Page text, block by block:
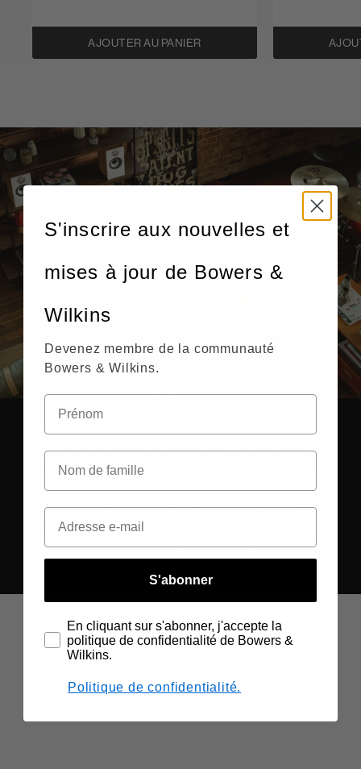
AJOUTER AU PANIER
Le son authentique
Il n'y a rien de tel que d'expérimenter le son authentique d'un
spectacle. Chez Bowers & Wilkins, nos ingénieurs experts
développent et intègrent dans nos produits les technologies
audio les plus performantes. Le résultat vous permet
d'écouter la musique et les films avec la précision et le
ajouter ni enlever.
S'inscrire aux nouvelles et
mises à jour de Bowers &
Wilkins
Devenez membre de la communauté
Bowers & Wilkins.
S'abonner
En cliquant sur s'abonner, j'accepte la
politique de confidentialité de Bowers &
Wilkins.
Politique de confidentialité.